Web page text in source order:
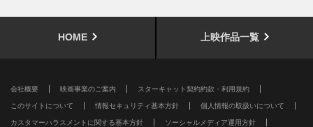
HOME 上映作品一覧
会社概要 映画事業のご案内 スターキャット契約約款・利用規約
このサイトについて 情報セキュリティ基本方針 個人情報の取扱いについて
カスタマーハラスメントに関する基本方針 ソーシャルメディア運用方針